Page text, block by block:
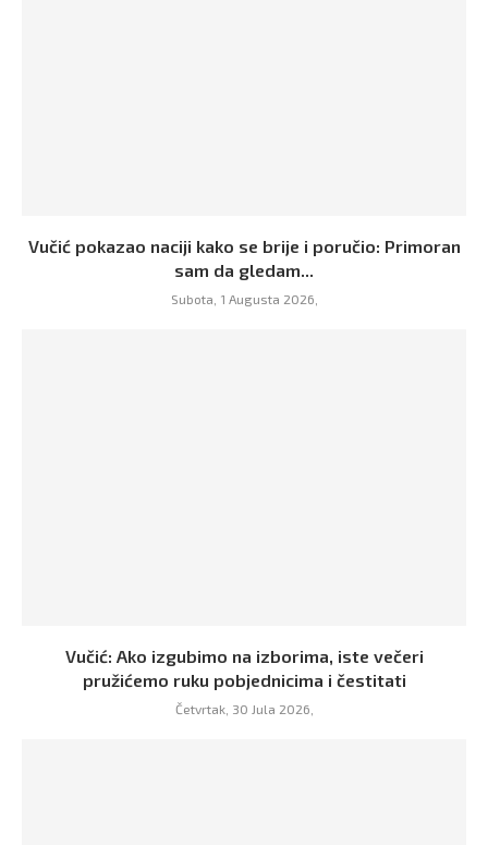
Vučić pokazao naciji kako se brije i poručio: Primoran
sam da gledam...
Subota, 1 Augusta 2026,
Vučić: Ako izgubimo na izborima, iste večeri
pružićemo ruku pobjednicima i čestitati
Četvrtak, 30 Jula 2026,